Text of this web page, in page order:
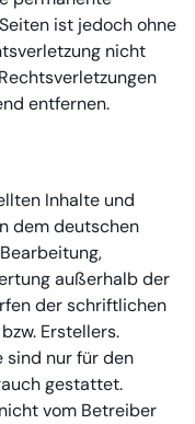
ist jedoch ohne
nicht
entfernen.
Inhalte und
dem deutschen
außerhalb der
der schriftlichen
Erstellers.
sind nur für den
gestattet.
vom Betreiber